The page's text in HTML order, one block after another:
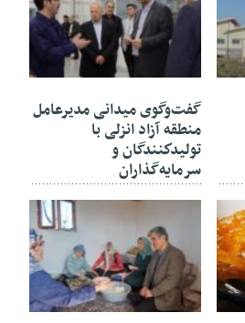
گفت‌وگوی میدانی مدیرعامل
منطقه آزاد انزلی با
تولیدكنندگان و
سرمایه‌گذاران
۲۷ بهمن ۱۴۰۴